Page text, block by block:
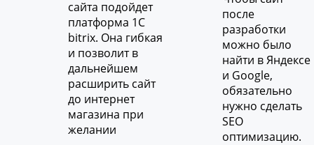
сайта подойдет
платформа 1C
bitrix. Она гибкая
и позволит в
дальнейшем
расширить сайт
до интернет
магазина при
желании
после
разработки
можно было
найти в Яндексе
и Google,
обязательно
нужно сделать
SEO
оптимизацию.